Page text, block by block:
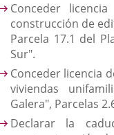
Conceder
construcción de
Parcela 17.1 del
Sur".
Conceder licencia
viviendas
Galera", Parcelas
Declarar la